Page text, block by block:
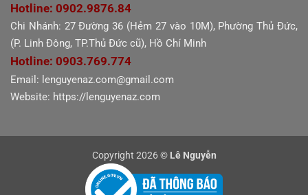
Hotline: 0902.9876.84
Chi Nhánh: 27 Đường 36 (Hẻm 27 vào 10M), Phường Thủ Đức,
(P. Linh Đông, TP.Thủ Đức cũ), Hồ Chí Minh
Hotline: 0903.769.774
Email: lenguyenaz.com@gmail.com
Website: https://lenguyenaz.com
Copyright 2026 © Lê Nguyễn